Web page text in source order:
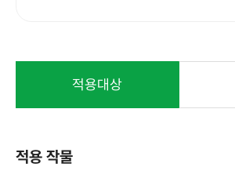
적용대상
적용 작물